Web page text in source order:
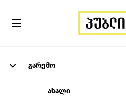
გარემო
ახალი